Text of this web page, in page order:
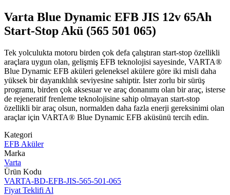
Varta Blue Dynamic EFB JIS 12v 65Ah
Start-Stop Akü (565 501 065)
Tek yolculukta motoru birden çok defa çalıştıran start-stop özellikli
araçlara uygun olan, gelişmiş EFB teknolojisi sayesinde, VARTA®
Blue Dynamic EFB aküleri geleneksel akülere göre iki misli daha
yüksek bir dayanıklılık seviyesine sahiptir. İster zorlu bir sürüş
programı, birden çok aksesuar ve araç donanımı olan bir araç, isterse
de rejeneratif frenleme teknolojisine sahip olmayan start-stop
özellikli bir araç olsun, normalden daha fazla enerji gereksinimi olan
araçlar için VARTA® Blue Dynamic EFB aküsünü tercih edin.
Kategori
EFB Aküler
Marka
Varta
Ürün Kodu
VARTA-BD-EFB-JIS-565-501-065
Fiyat Teklifi Al